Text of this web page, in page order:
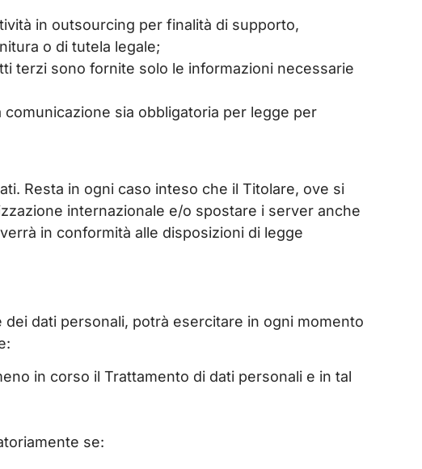
in outsourcing per finalità di supporto,
o di tutela legale;
terzi sono fornite solo le informazioni necessarie
sia obbligatoria per legge per
Resta in ogni caso inteso che il Titolare, ove si
internazionale e/o spostare i server anche
in conformità alle disposizioni di legge
dati personali, potrà esercitare in ogni momento
in corso il Trattamento di dati personali e in tal
se: